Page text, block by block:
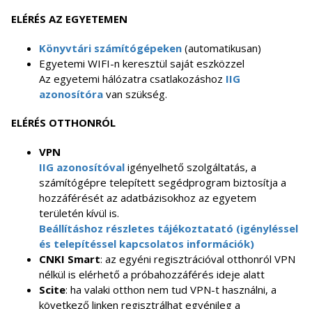
ELÉRÉS AZ EGYETEMEN
Könyvtári számítógépeken (automatikusan)
Egyetemi WIFI-n keresztül saját eszközzel
Az egyetemi hálózatra csatlakozáshoz IIG
azonosítóra van szükség.
ELÉRÉS OTTHONRÓL
VPN
IIG azonosítóval igényelhető szolgáltatás, a
számítógépre telepített segédprogram biztosítja a
hozzáférését az adatbázisokhoz az egyetem
területén kívül is.
Beállításhoz részletes tájékoztatató (igényléssel
és telepítéssel kapcsolatos információk)
CNKI Smart: az egyéni regisztrációval otthonról VPN
nélkül is elérhető a próbahozzáférés ideje alatt
Scite: ha valaki otthon nem tud VPN-t használni, a
következő linken regisztrálhat egyénileg a